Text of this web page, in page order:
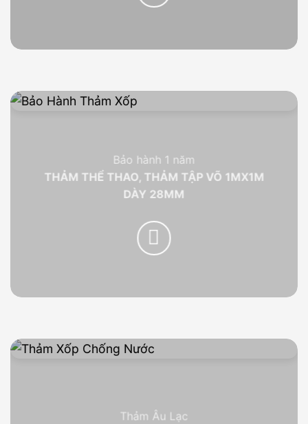
Bảo hành 1 năm
THẢM THỂ THAO, THẢM TẬP VÕ 1MX1M
DÀY 28MM
Thảm Âu Lạc